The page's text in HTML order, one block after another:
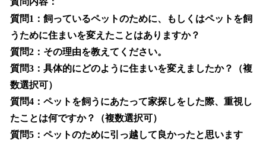
質問1：飼っているペットのために、もしくはペットを飼
うために住まいを変えたことはありますか？
質問2：その理由を教えてください。
質問3：具体的にどのように住まいを変えましたか？（複
数選択可）
質問4：ペットを飼うにあたって家探しをした際、重視し
たことは何ですか？（複数選択可）
質問5：ペットのために引っ越して良かったと思います